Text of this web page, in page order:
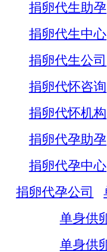
捐卵代生助孕
捐卵代生中心
捐卵代生公司
捐卵代怀咨询
捐卵代怀机构
捐卵代孕助孕
捐卵代孕中心
捐卵代孕公司
单身供
单身供